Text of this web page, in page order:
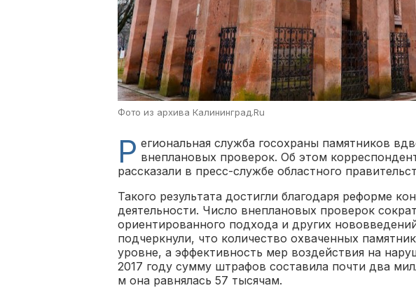
Фото из архива Калининград.Ru
Р егиональная служба госохраны памятников
внеплановых проверок. Об этом
рассказали в пресс-службе областного
Такого результата достигли благодаря реформе
деятельности. Число внеплановых проверок
ориентированного подхода и других
подчеркнули, что количество охваченных
уровне, а эффективность мер воздействия на
2017 году сумму штрафов составила почти два
м она равнялась 57 тысячам.